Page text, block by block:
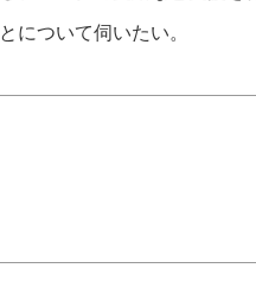
について伺いたい。